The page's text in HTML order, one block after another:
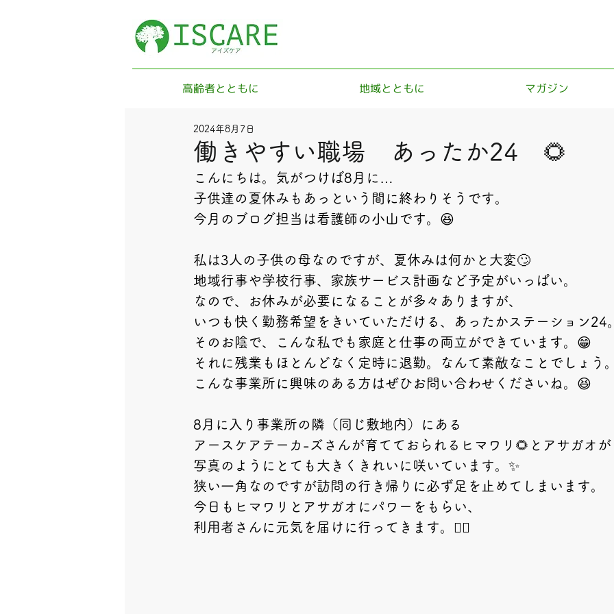
高齢者とともに 地域とともに マガジン
働きやすい職場 あったか24 🌻
2024年8月7日
こんにちは。気がつけば8月に…
子供達の夏休みもあっという間に終わりそうです。
今月のブログ担当は看護師の小山です。😆
私は3人の子供の母なのですが、夏休みは何かと大変🙄
地域行事や学校行事、家族サービス計画など予定がいっぱい。
なので、お休みが必要になることが多々ありますが、
いつも快く勤務希望をきいていただける、あったかステーション24
そのお陰で、こんな私でも家庭と仕事の両立ができています。😁
それに残業もほとんどなく定時に退勤。なんて素敵なことでしょう
こんな事業所に興味のある方はぜひお問い合わせくださいね。😆
8月に入り事業所の隣（同じ敷地内）にある
アースケアテーカ-ズさんが育てておられるヒマワリ🌻とアサガオが
写真のようにとても大きくきれいに咲いています。✨
狭い一角なのですが訪問の行き帰りに必ず足を止めてしまいます。
今日もヒマワリとアサガオにパワーをもらい、
利用者さんに元気を届けに行ってきます。🚶‍♀️